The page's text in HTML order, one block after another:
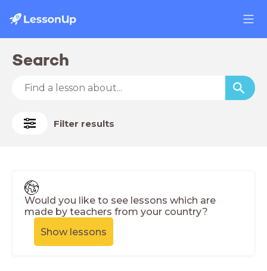
Search
Filter results
Would you like to see lessons which are
made by teachers from your country?
Show lessons